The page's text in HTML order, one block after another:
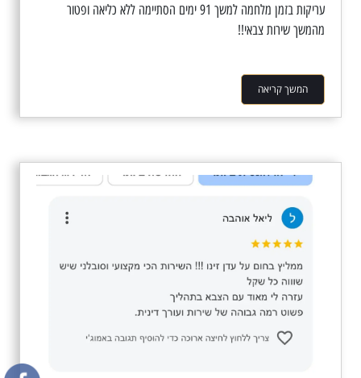
עריקות בזמן מלחמה למשך 91 ימים הסתיימה ללא כליאה ופטור
מהמשך שירות צבאי!!
המשך קריאה